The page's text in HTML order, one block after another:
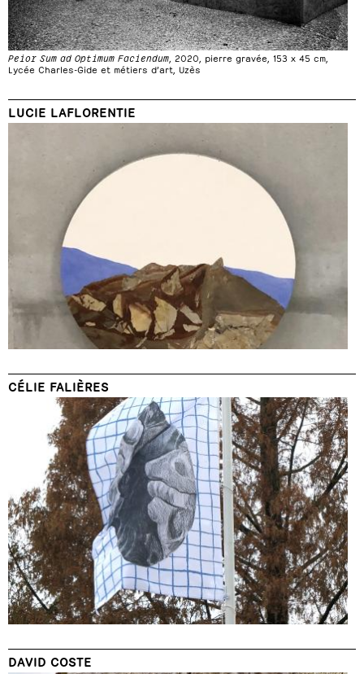
Peior Sum ad Optimum Faciendum , 2020, pierre gravée, 153 x 45 cm,
Lycée Charles-Gide et métiers d’art, Uzès
LUCIE LAFLORENTIE
CÉLIE FALIÈRES
DAVID COSTE